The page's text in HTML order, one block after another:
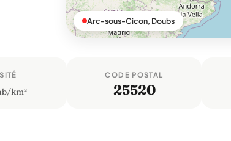
Arc-sous-Cicon, Doubs
km²
CODE POSTAL
25520